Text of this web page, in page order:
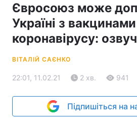
Євросоюз може
Україні з
коронавірусу:
ВІТАЛІЙ САЄНКО
22:01, 11.02.21 2 хв. 941
Підпишіться на